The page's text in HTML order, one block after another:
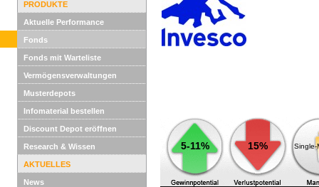
PRODUKTE
Aktuelle Performance
Fonds
Fonds mit Warteliste
Vermögensverwaltungen
Musterdepots
Infomaterial bestellen
Discount Depot eröffnen
Research & Wissen
AKTUELLES
News
5-11% 15% Single-